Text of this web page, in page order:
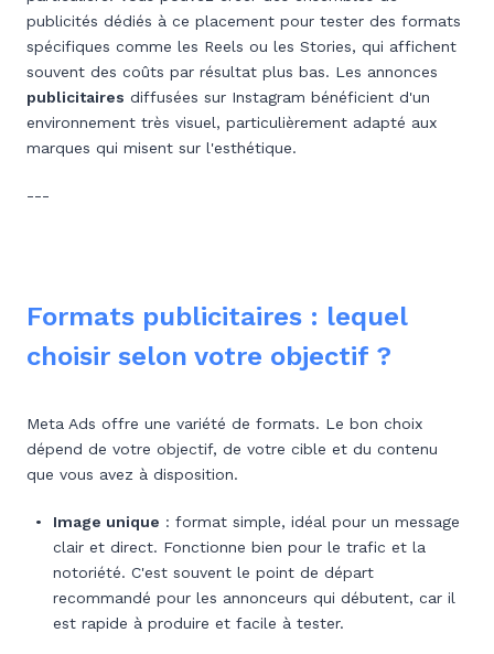
publicités dédiés à ce placement pour tester des formats
spécifiques comme les Reels ou les Stories, qui affichent
souvent des coûts par résultat plus bas. Les annonces
publicitaires diffusées sur Instagram bénéficient d'un
environnement très visuel, particulièrement adapté aux
marques qui misent sur l'esthétique.
---
Formats publicitaires : lequel
choisir selon votre objectif ?
Meta Ads offre une variété de formats. Le bon choix
dépend de votre objectif, de votre cible et du contenu
que vous avez à disposition.
Image unique : format simple, idéal pour un message
clair et direct. Fonctionne bien pour le trafic et la
notoriété. C'est souvent le point de départ
recommandé pour les annonceurs qui débutent, car il
est rapide à produire et facile à tester.